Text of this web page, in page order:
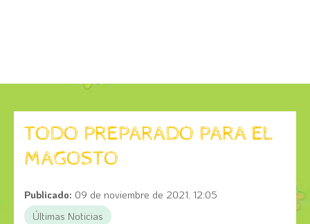
TODO PREPARADO PARA EL
MAGOSTO
Publicado: 09 de noviembre de 2021, 12:05
Últimas Noticias